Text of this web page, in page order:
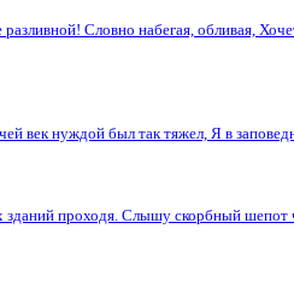
Словно набегая, обливая,
век нуждой был так тяжел, Я в
проходя. Слышу скорбный шепот